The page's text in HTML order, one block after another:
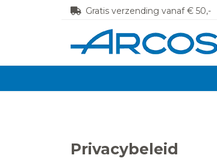
Gratis verzending vanaf € 50,-
Privacybeleid